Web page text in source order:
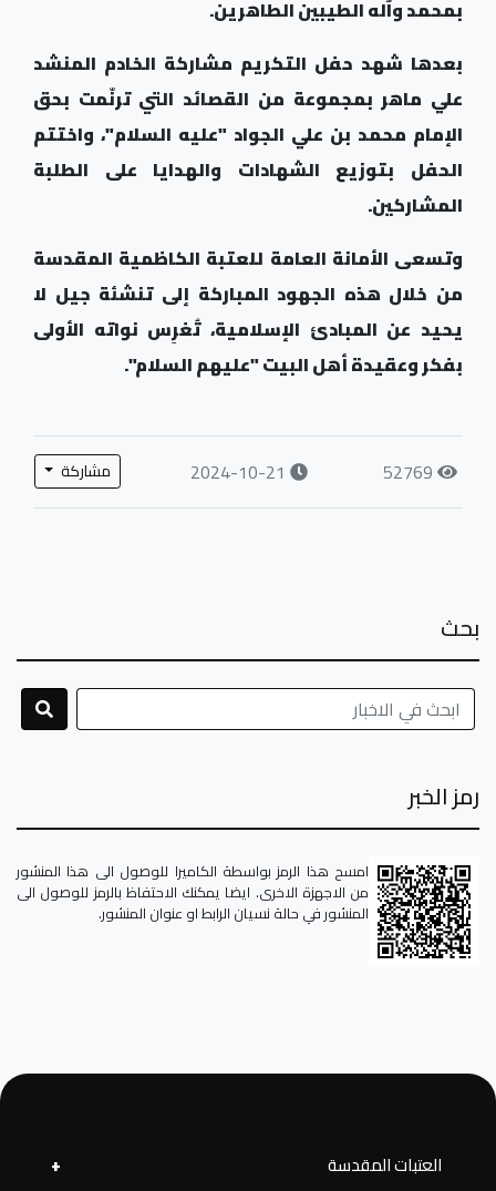
بمحمد وآله الطيبين الطاهرين.
بعدها شهد حفل التكريم مشاركة الخادم المنشد
علي ماهر بمجموعة من القصائد التي ترنّمت بحق
الإمام محمد بن علي الجواد "عليه السلام"، واختتم
الحفل بتوزيع الشهادات والهدايا على الطلبة
المشاركين.
وتسعى الأمانة العامة للعتبة الكاظمية المقدسة
من خلال هذه الجهود المباركة إلى تنشئة جيل لا
يحيد عن المبادئ الإسلامية، تُغرِس نواته الأولى
بفكر وعقيدة أهل البيت "عليهم السلام".
52769
2024-10-21 مشاركة
بحث
رمز الخبر
امسح هذا الرمز بواسطة الكاميرا للوصول الى هذا المنشور
من الاجهزة الاخرى. ايضا يمكنك الاحتفاظ بالرمز للوصول الى
المنشور في حالة نسيان الرابط او عنوان المنشور.
العتبات المقدسة